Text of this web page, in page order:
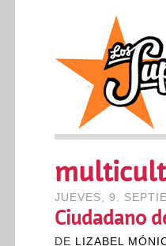
JUEVES, 9.
Ciudadano
DE LIZABEL